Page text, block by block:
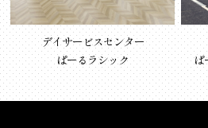
デイサービスセンター
ぱーるラシック
ぱ